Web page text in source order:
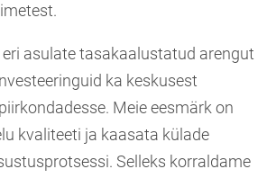
asulate tasakaalustatud arengut
ka keskusest
Meie eesmärk on
kvaliteeti ja kaasata külade
Selleks korraldame